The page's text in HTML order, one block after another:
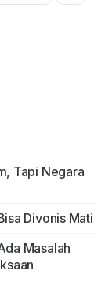
Tapi Negara
Divonis Mati
Masalah